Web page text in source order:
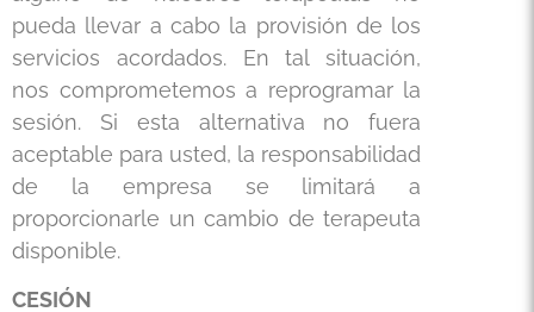
pueda llevar a cabo la provisión de los
servicios acordados. En tal situación,
nos comprometemos a reprogramar la
sesión. Si esta alternativa no fuera
aceptable para usted, la responsabilidad
de la empresa se limitará a
proporcionarle un cambio de terapeuta
disponible.
CESIÓN